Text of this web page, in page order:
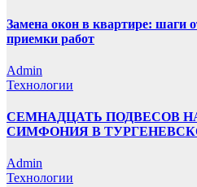
Замена окон в квартире: шаги
приемки работ
Admin
Технологии
СЕМНАДЦАТЬ ПОДВЕСОВ
СИМФОНИЯ В
Admin
Технологии